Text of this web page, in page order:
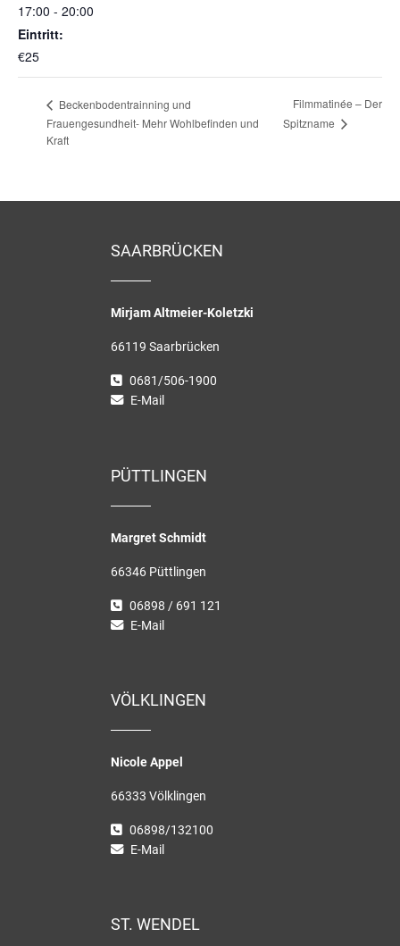
17:00 - 20:00
Eintritt:
€25
Beckenbodentrainning und
Frauengesundheit- Mehr Wohlbefinden und
Kraft
Filmmatinée – Der
Spitzname
SAARBRÜCKEN
Mirjam Altmeier-Koletzki
66119 Saarbrücken
0681/506-1900
E-Mail
PÜTTLINGEN
Margret Schmidt
66346 Püttlingen
06898 / 691 121
E-Mail
VÖLKLINGEN
Nicole Appel
66333 Völklingen
06898/132100
E-Mail
ST. WENDEL